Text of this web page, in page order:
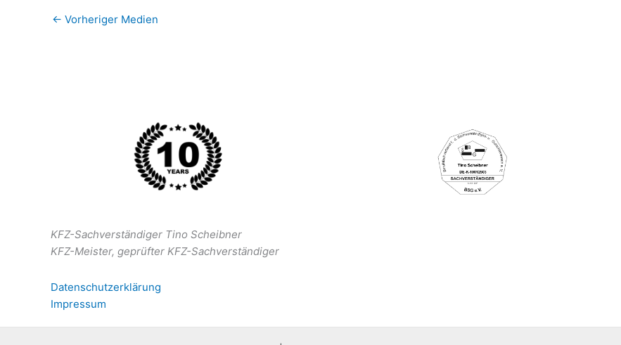
← Vorheriger Medien
KFZ-Sachverständiger Tino Scheibner
KFZ-Meister, geprüfter KFZ-Sachverständiger
Datenschutzerklärung
Impressum